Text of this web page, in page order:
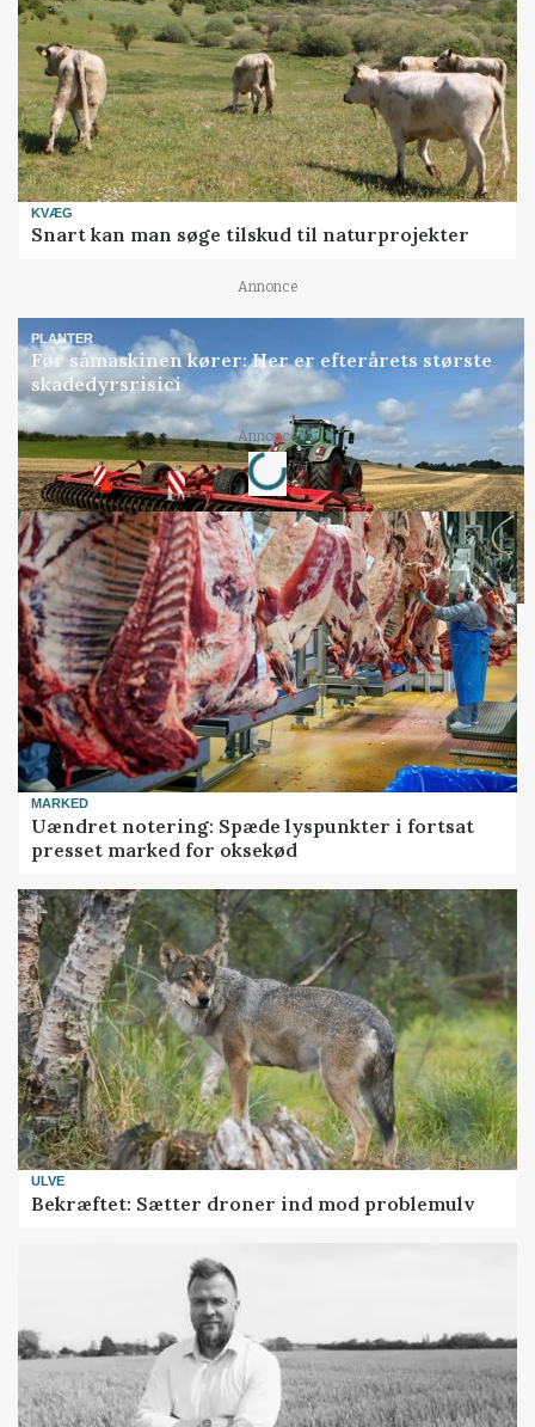
KVÆG
Snart kan man søge tilskud til naturprojekter
Annonce
PLANTER
Før såmaskinen kører: Her er efterårets største
skadedyrsrisici
Annonce
Loading...
MARKED
Uændret notering: Spæde lyspunkter i fortsat
presset marked for oksekød
ULVE
Bekræftet: Sætter droner ind mod problemulv